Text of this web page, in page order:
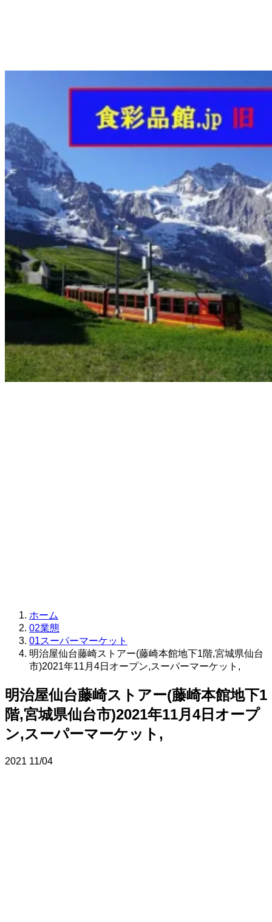
ホーム
02業態
01スーパーマーケット
明治屋仙台藤崎ストアー(藤崎本館地下1階,宮城県仙台
市)2021年11月4日オープン,スーパーマーケット,
明治屋仙台藤崎ストアー(藤崎本館地下1
階,宮城県仙台市)2021年11月4日オープ
ン,スーパーマーケット,
2021 11/04